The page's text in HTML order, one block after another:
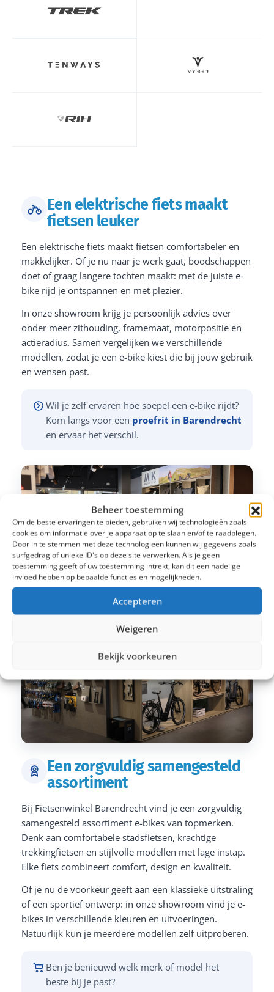
Beheer toestemming
Om de beste ervaringen te bieden, gebruiken wij technologieën zoals
cookies om informatie over je apparaat op te slaan en/of te raadplegen.
Door in te stemmen met deze technologieën kunnen wij gegevens zoals
surfgedrag of unieke ID's op deze site verwerken. Als je geen
toestemming geeft of uw toestemming intrekt, kan dit een nadelige
invloed hebben op bepaalde functies en mogelijkheden.
Accepteren
Weigeren
Bekijk voorkeuren
Een elektrische fiets maakt
fietsen leuker
Een elektrische fiets maakt fietsen comfortabeler en
makkelijker. Of je nu naar je werk gaat, boodschappen
doet of graag langere tochten maakt: met de juiste e-
bike rijd je ontspannen en met plezier.
In onze showroom krijg je persoonlijk advies over
onder meer zithouding, framemaat, motorpositie en
actieradius. Samen vergelijken we verschillende
modellen, zodat je een e-bike kiest die bij jouw gebruik
en wensen past.
Wil je zelf ervaren hoe soepel een e-bike rijdt?
Kom langs voor een proefrit in Barendrecht
en ervaar het verschil.
Een zorgvuldig samengesteld
assortiment
Bij Fietsenwinkel Barendrecht vind je een zorgvuldig
samengesteld assortiment e-bikes van topmerken.
Denk aan comfortabele stadsfietsen, krachtige
trekkingfietsen en stijlvolle modellen met lage instap.
Elke fiets combineert comfort, design en kwaliteit.
Of je nu de voorkeur geeft aan een klassieke uitstraling
of een sportief ontwerp: in onze showroom vind je e-
bikes in verschillende kleuren en uitvoeringen.
Natuurlijk kun je meerdere modellen zelf uitproberen.
Ben je benieuwd welk merk of model het
beste bij je past?